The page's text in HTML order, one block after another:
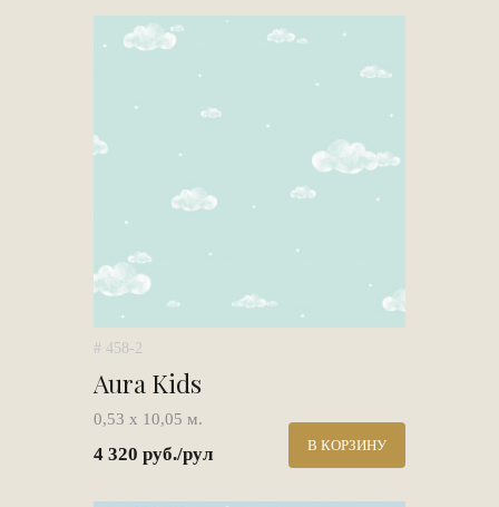
# 458-2
Aura Kids
0,53 х 10,05 м.
4 320 руб./рул В КОРЗИНУ